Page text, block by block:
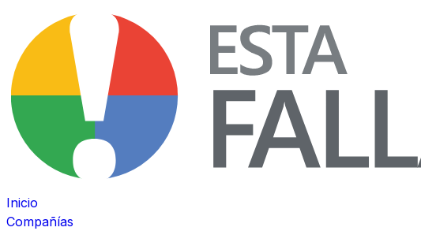
Inicio
Compañías